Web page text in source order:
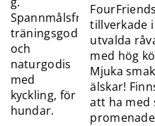
tillverkade
utvalda
med hög
Mjuka
älskar!
att ha med